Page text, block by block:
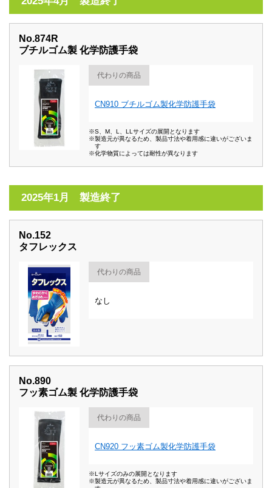
No.874R
ブチルゴム製 化学防護手袋
代わりの商品
CN910 ブチルゴム製化学防護手袋
※S、M、L、LLサイズの展開となります
※製造元が異なるため、製品寸法や着用感に違いがございま
す
※化学物質によっては耐性が異なります
2025年1月 製造終了
No.152
タフレックス
代わりの商品
なし
No.890
フッ素ゴム製 化学防護手袋
代わりの商品
CN920 フッ素ゴム製化学防護手袋
※Lサイズのみの展開となります
※製造元が異なるため、製品寸法や着用感に違いがございま